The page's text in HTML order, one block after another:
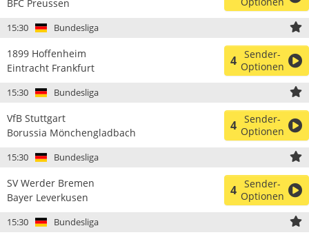
BFC Preussen
15:30 Bundesliga
1899 Hoffenheim
Eintracht Frankfurt
4 Sender-
Optionen
15:30 Bundesliga
VfB Stuttgart
Borussia Mönchengladbach
4 Sender-
Optionen
15:30 Bundesliga
SV Werder Bremen
Bayer Leverkusen
4 Sender-
Optionen
15:30 Bundesliga